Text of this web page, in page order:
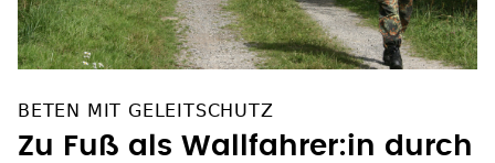
BETEN MIT GELEITSCHUTZ
Zu Fuß als Wallfahrer:in durch